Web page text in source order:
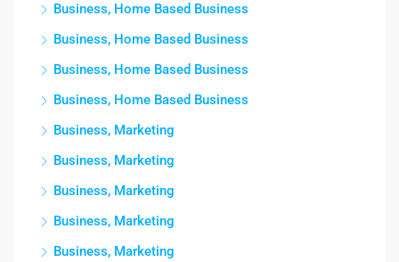
Business, Home Based Business
Business, Home Based Business
Business, Home Based Business
Business, Home Based Business
Business, Marketing
Business, Marketing
Business, Marketing
Business, Marketing
Business, Marketing